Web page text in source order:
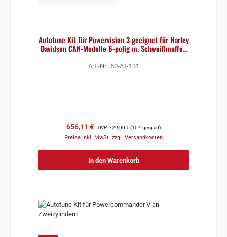
Autotune Kit für Powervision 3 geeignet für Harley
Davidson CAN-Modelle 6-polig m. Schweißmuffen
Art.-Nr.: 50-AT-131
Verkaufspreis:
656,11 € Regulärer Preis:
UVP:729,00 €(10% gespart)
Preise inkl. MwSt. zzgl. Versandkosten
In den Warenkorb